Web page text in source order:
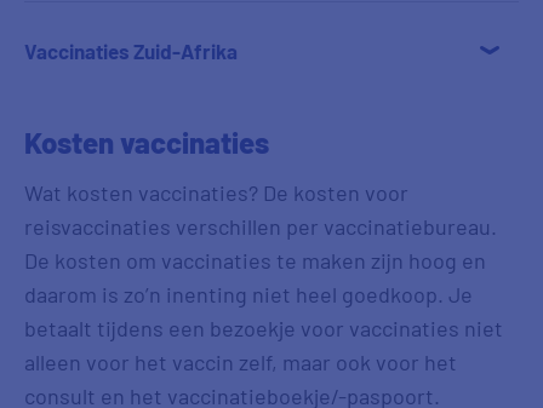
Vaccinaties Zuid-Afrika
Kosten vaccinaties
Wat kosten vaccinaties? De kosten voor
reisvaccinaties verschillen per vaccinatiebureau.
De kosten om vaccinaties te maken zijn hoog en
daarom is zo’n inenting niet heel goedkoop. Je
betaalt tijdens een bezoekje voor vaccinaties niet
alleen voor het vaccin zelf, maar ook voor het
consult en het vaccinatieboekje/-paspoort.